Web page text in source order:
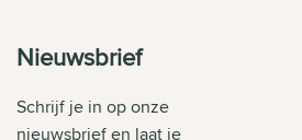
Nieuwsbrief
Schrijf je in op onze
nieuwsbrief en laat je